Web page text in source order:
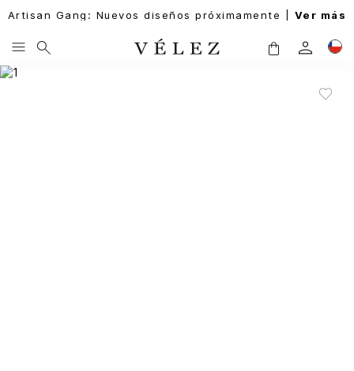
Artisan Gang: Nuevos diseños próximamente | Ver más